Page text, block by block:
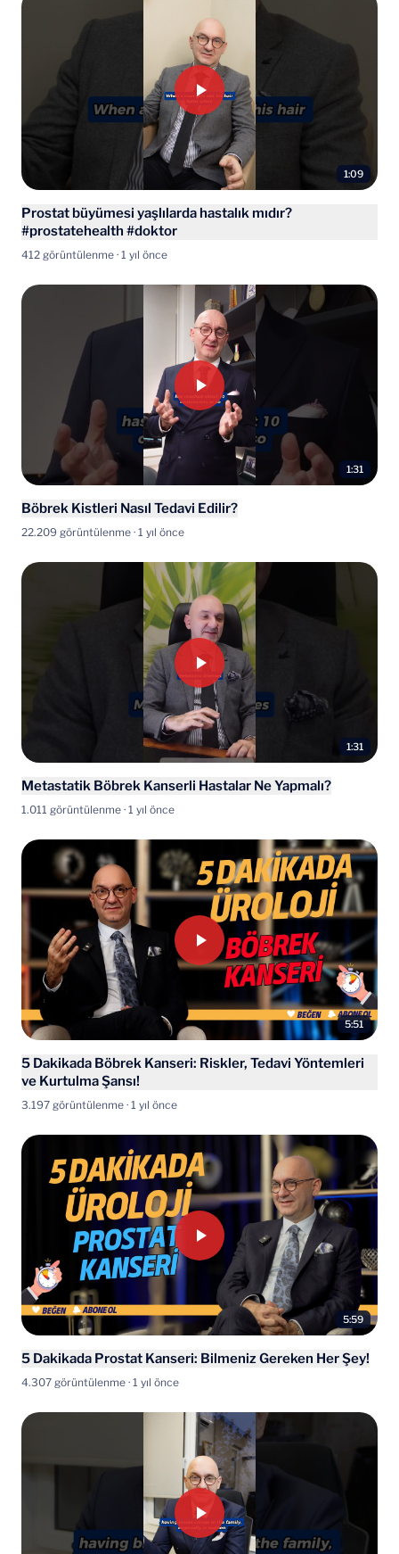
1:09
Prostat büyümesi yaşlılarda hastalık mıdır?
#prostatehealth #doktor
412 görüntülenme · 1 yıl önce
1:31
Böbrek Kistleri Nasıl Tedavi Edilir?
22.209 görüntülenme · 1 yıl önce
1:31
Metastatik Böbrek Kanserli Hastalar Ne Yapmalı?
1.011 görüntülenme · 1 yıl önce
5:51
5 Dakikada Böbrek Kanseri: Riskler, Tedavi Yöntemleri
ve Kurtulma Şansı!
3.197 görüntülenme · 1 yıl önce
5:59
5 Dakikada Prostat Kanseri: Bilmeniz Gereken Her Şey!
4.307 görüntülenme · 1 yıl önce